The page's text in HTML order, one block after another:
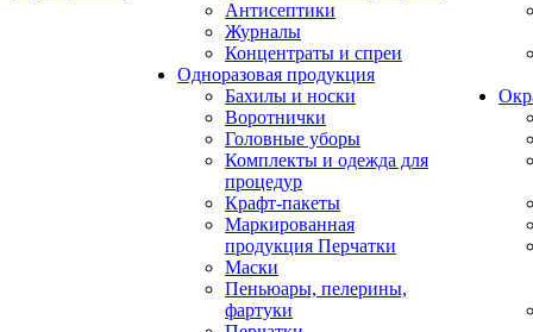
Антисептики
Журналы
Концентраты и спреи
Одноразовая продукция
Бахилы и носки
Воротнички
Головные уборы
Комплекты и одежда для
процедур
Крафт-пакеты
Маркированная
продукция Перчатки
Маски
Пеньюары, пелерины,
фартуки